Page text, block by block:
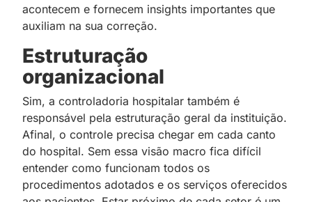
acontecem e fornecem insights importantes que
auxiliam na sua correção.
Estruturação
organizacional
Sim, a controladoria hospitalar também é
responsável pela estruturação geral da instituição.
Afinal, o controle precisa chegar em cada canto
do hospital. Sem essa visão macro fica difícil
entender como funcionam todos os
procedimentos adotados e os serviços oferecidos